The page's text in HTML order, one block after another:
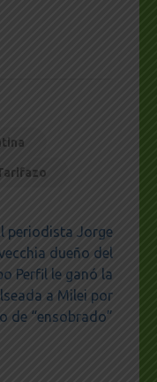
periodista Jorge
dueño del
Perfil le ganó la
a Milei por
de “ensobrado”